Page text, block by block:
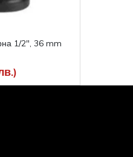
1/2", 36 mm